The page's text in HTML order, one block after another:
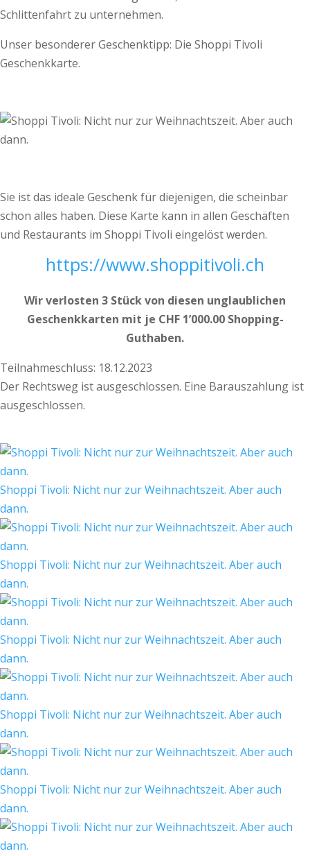
Schlittenfahrt zu unternehmen.
Unser besonderer Geschenktipp: Die Shoppi Tivoli
Geschenkkarte.
Sie ist das ideale Geschenk für diejenigen, die scheinbar
schon alles haben. Diese Karte kann in allen Geschäften
und Restaurants im Shoppi Tivoli eingelöst werden.
https://www.shoppitivoli.ch
Wir verlosten 3 Stück von diesen unglaublichen
Geschenkkarten mit je CHF 1’000.00 Shopping-
Guthaben.
Teilnahmeschluss: 18.12.2023
Der Rechtsweg ist ausgeschlossen. Eine Barauszahlung ist
ausgeschlossen.
Shoppi Tivoli: Nicht nur zur Weihnachtszeit. Aber auch
dann.
Shoppi Tivoli: Nicht nur zur Weihnachtszeit. Aber auch
dann.
Shoppi Tivoli: Nicht nur zur Weihnachtszeit. Aber auch
dann.
Shoppi Tivoli: Nicht nur zur Weihnachtszeit. Aber auch
dann.
Shoppi Tivoli: Nicht nur zur Weihnachtszeit. Aber auch
dann.